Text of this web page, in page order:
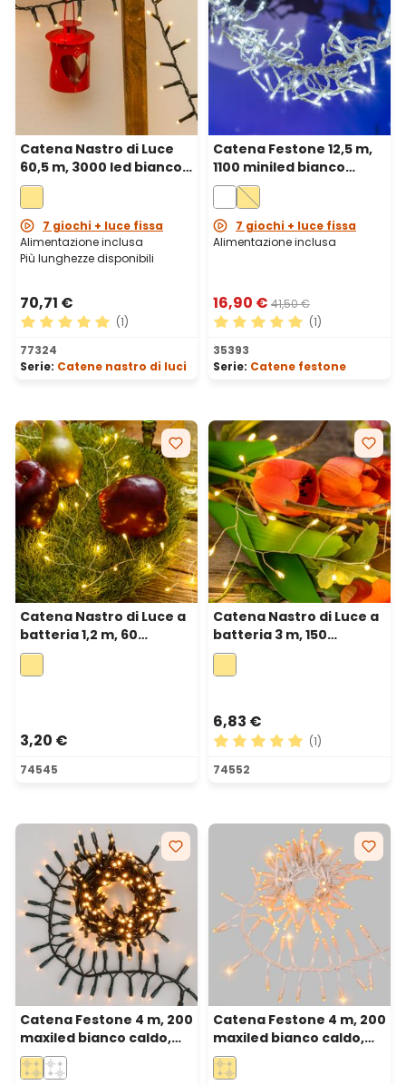
Catena Nastro di Luce
60,5 m, 3000 led bianco
caldo, cavo verde
7 giochi + luce fissa
Alimentazione inclusa
Più lunghezze disponibili
70,71 €
Valutazione media di 5 su 5 stelle
(1)
77324
Serie: Catene nastro di luci
Catena Festone 12,5 m,
1100 miniled bianco
freddo, cavo
trasparente
7 giochi + luce fissa
Alimentazione inclusa
16,90 € 41,50 €
Valutazione media di 5 su
(1)
35393
Serie: Catene festone
Catena Nastro di Luce a
batteria 1,2 m, 60
microled bianco caldo,
cavo metal argento
3,20 €
74545
Catena Nastro di Luce a
batteria 3 m, 150
microled bianco caldo,
cavo metal argento
6,83 €
Valutazione media di 5 su
(1)
74552
Catena Festone 4 m, 200
maxiled bianco caldo,
cavo verde,
prolungabile, IP67
Catena Festone 4 m, 200
maxiled bianco caldo,
cavo bianco,
prolungabile, IP67